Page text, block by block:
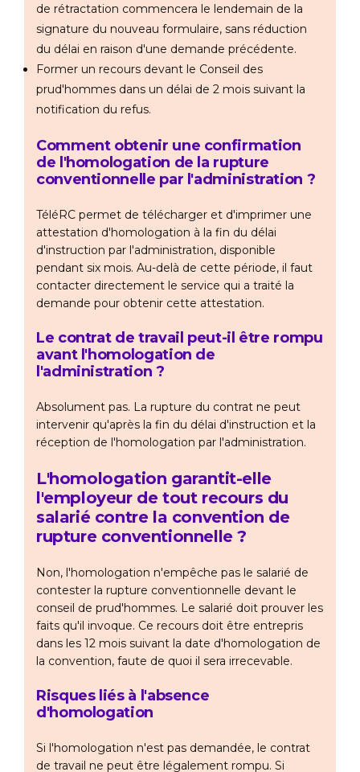
de rétractation commencera le lendemain de la
signature du nouveau formulaire, sans réduction
du délai en raison d'une demande précédente.
Former un recours devant le Conseil des
prud'hommes dans un délai de 2 mois suivant la
notification du refus.
Comment obtenir une confirmation
de l'homologation de la rupture
conventionnelle par l'administration ?
TéléRC permet de télécharger et d'imprimer une
attestation d'homologation à la fin du délai
d'instruction par l'administration, disponible
pendant six mois. Au-delà de cette période, il faut
contacter directement le service qui a traité la
demande pour obtenir cette attestation.
Le contrat de travail peut-il être rompu
avant l'homologation de
l'administration ?
Absolument pas. La rupture du contrat ne peut
intervenir qu'après la fin du délai d'instruction et la
réception de l'homologation par l'administration.
L'homologation garantit-elle
l'employeur de tout recours du
salarié contre la convention de
rupture conventionnelle ?
Non, l'homologation n'empêche pas le salarié de
contester la rupture conventionnelle devant le
conseil de prud'hommes. Le salarié doit prouver les
faits qu'il invoque. Ce recours doit être entrepris
dans les 12 mois suivant la date d'homologation de
la convention, faute de quoi il sera irrecevable.
Risques liés à l'absence
d'homologation
Si l'homologation n'est pas demandée, le contrat
de travail ne peut être légalement rompu. Si